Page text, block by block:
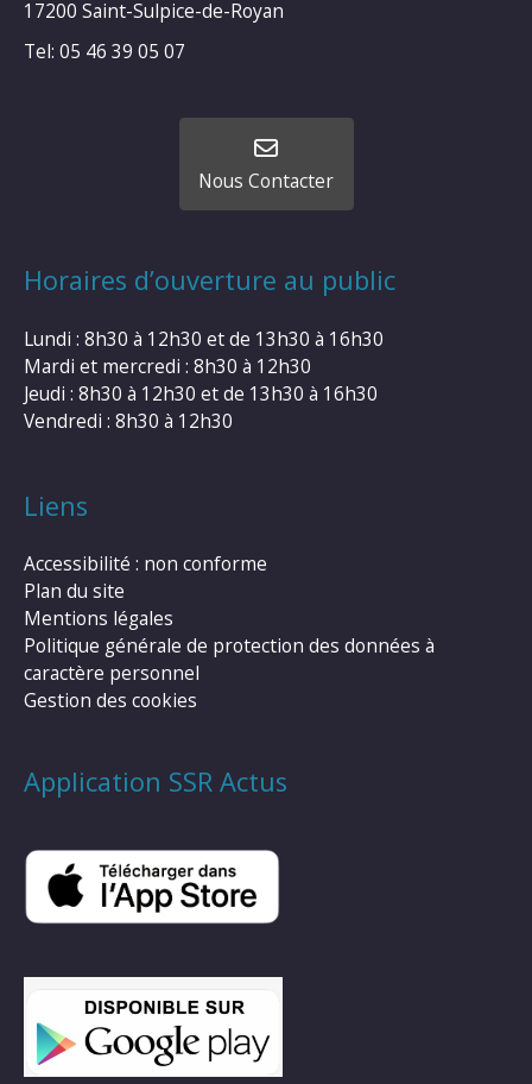
17200 Saint-Sulpice-de-Royan
Tel: 05 46 39 05 07
Nous Contacter
Horaires d’ouverture au public
Lundi : 8h30 à 12h30 et de 13h30 à 16h30
Mardi et mercredi : 8h30 à 12h30
Jeudi : 8h30 à 12h30 et de 13h30 à 16h30
Vendredi : 8h30 à 12h30
Liens
Accessibilité : non conforme
Plan du site
Mentions légales
Politique générale de protection des données à
caractère personnel
Gestion des cookies
Application SSR Actus